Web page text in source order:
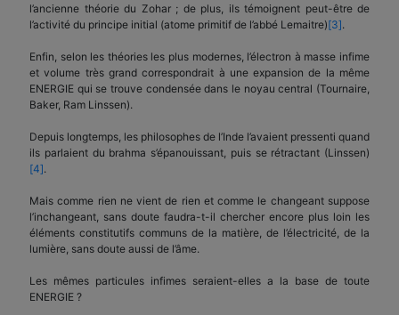
l’ancienne théorie du Zohar ; de plus, ils témoignent peut-être de
l’activité du principe initial (atome primitif de l’abbé Lemaitre)[3].
Enfin, selon les théories les plus modernes, l’électron à masse infime
et volume très grand correspondrait à une expansion de la même
ENERGIE qui se trouve condensée dans le noyau central (Tournaire,
Baker, Ram Linssen).
Depuis longtemps, les philosophes de l’Inde l’avaient pressenti quand
ils parlaient du brahma s’épanouissant, puis se rétractant (Linssen)
[4].
Mais comme rien ne vient de rien et comme le changeant suppose
l’inchangeant, sans doute faudra-t-il chercher encore plus loin les
éléments constitutifs communs de la matière, de l’électricité, de la
lumière, sans doute aussi de l’âme.
Les mêmes particules infimes seraient-elles a la base de toute
ENERGIE ?